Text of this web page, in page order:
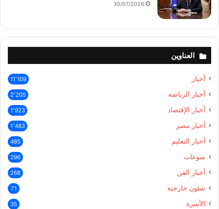
30/07/2026
العناوين
أخبار 11٬109
أخبار الرياضة 2٬205
أخبار الإقتصاد 1٬923
أخبار مصر 1٬483
أخبار التعليم 485
منوعات 296
أخبار الفن 268
شئون خارجية 71
الأسرة 35